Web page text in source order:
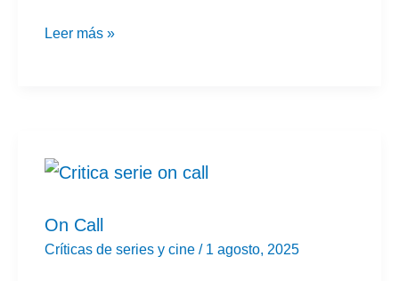
Hacks
Leer más »
On Call
Críticas de series y cine / 1 agosto, 2025